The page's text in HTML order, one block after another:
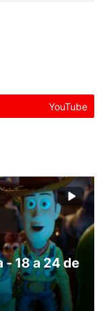
YouTube
- 18 a 24 de